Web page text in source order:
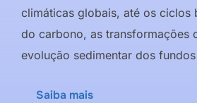
climáticas globais, até os ciclos
do carbono, as transformações
evolução sedimentar dos
Saiba mais